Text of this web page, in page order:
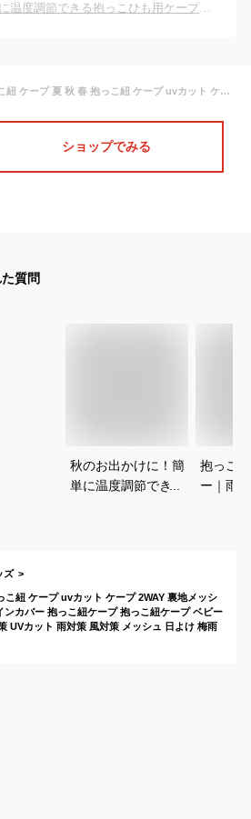
秋のお出かけに！簡単に温度調節できる抱っこひも用ケープは？
抱っこ紐 ケープ 夏 秋 春 抱っこ紐 ケープ uvカット ケープ 2WAY 裏地メッシュ ウィンドブレーカー＆レインカバー 抱っこ紐ケープ 抱っこ紐ケープ ベビーカー マルチケープ 紫外線対策 UVカット 雨対策 風対策 メッシュ 日よけ 梅雨 夏
ショップでみる
質問
秋のお出かけに！簡
単に温度調節できる
抱っこ
ー｜雨
ズ
こ紐 ケープ uvカット ケープ 2WAY 裏地メッシ
ンカバー 抱っこ紐ケープ 抱っこ紐ケープ ベビー
UVカット 雨対策 風対策 メッシュ 日よけ 梅雨